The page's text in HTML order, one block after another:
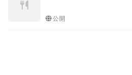
公開